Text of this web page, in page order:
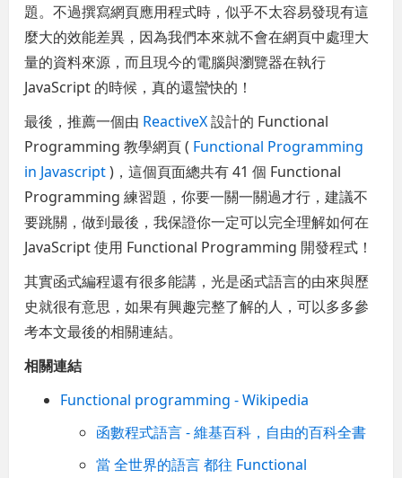
題。不過撰寫網頁應用程式時，似乎不太容易發現有這
麼大的效能差異，因為我們本來就不會在網頁中處理大
量的資料來源，而且現今的電腦與瀏覽器在執行
JavaScript 的時候，真的還蠻快的！
最後，推薦一個由 ReactiveX設計的 Functional
Programming 教學網頁 ( Functional Programming
in Javascript)，這個頁面總共有 41 個 Functional
Programming 練習題，你要一關一關過才行，建議不
要跳關，做到最後，我保證你一定可以完全理解如何在
JavaScript 使用 Functional Programming 開發程式！
其實函式編程還有很多能講，光是函式語言的由來與歷
史就很有意思，如果有興趣完整了解的人，可以多多參
考本文最後的相關連結。
相關連結
Functional programming - Wikipedia
函數程式語言 - 維基百科，自由的百科全書
當 全世界的語言 都往 Functional